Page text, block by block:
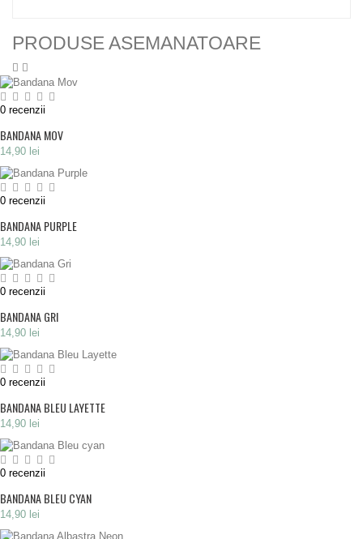
PRODUSE ASEMANATOARE
0 recenzii
BANDANA MOV
14,90 lei
0 recenzii
BANDANA PURPLE
14,90 lei
0 recenzii
BANDANA GRI
14,90 lei
0 recenzii
BANDANA BLEU LAYETTE
14,90 lei
0 recenzii
BANDANA BLEU CYAN
14,90 lei